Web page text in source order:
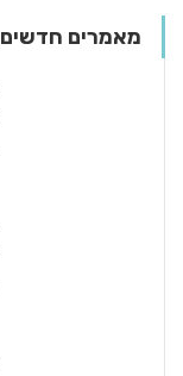
מאמרים חדשים